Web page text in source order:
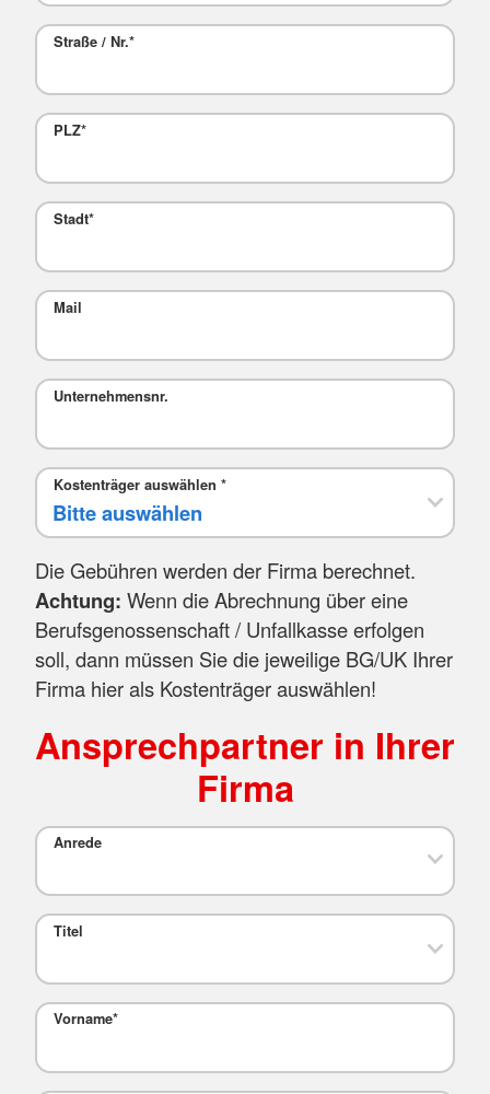
Straße / Nr.*
PLZ*
Stadt*
Mail
Unternehmensnr.
Kostenträger auswählen *
Die Gebühren werden der Firma berechnet.
Achtung: Wenn die Abrechnung über eine
Berufsgenossenschaft / Unfallkasse erfolgen
soll, dann müssen Sie die jeweilige BG/UK Ihrer
Firma hier als Kostenträger auswählen!
Ansprechpartner in Ihrer
Firma
Anrede
Titel
Vorname*